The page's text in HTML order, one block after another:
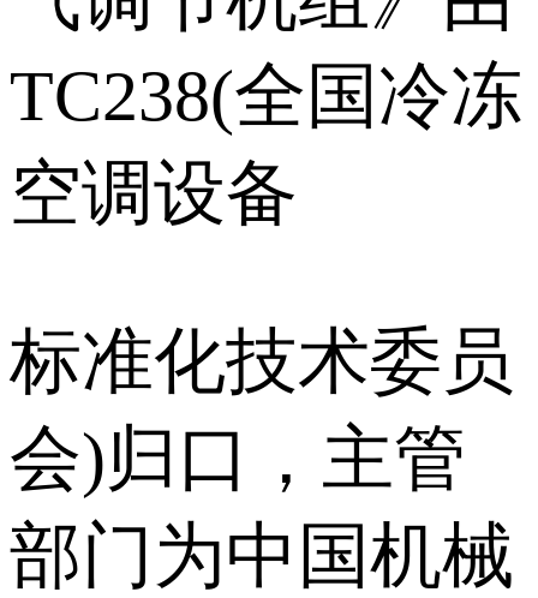
TC238(全国冷冻
空调设备
标准化技术委员
会)归口，主管
部门为中国机械